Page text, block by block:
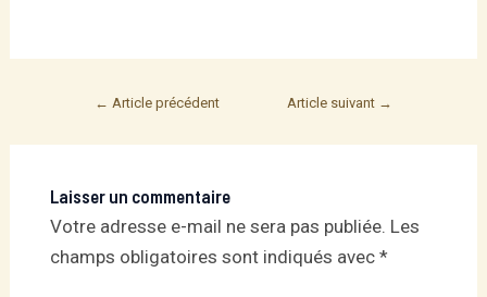
Post
← Article précédent Article suivant →
Laisser un commentaire
Votre adresse e-mail ne sera pas publiée. Les
champs obligatoires sont indiqués avec *